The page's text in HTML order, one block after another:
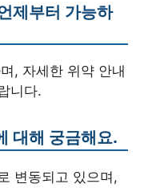
제부터 가능하
, 자세한 위약 안내
니다.
대해 궁금해요.
변동되고 있으며,